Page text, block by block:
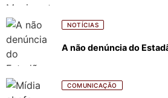
NOTÍCIAS
A não denúncia do
COMUNICAÇÃO